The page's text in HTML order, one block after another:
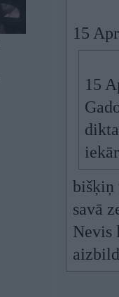
15
15
bišķiņ
savā
Nevis